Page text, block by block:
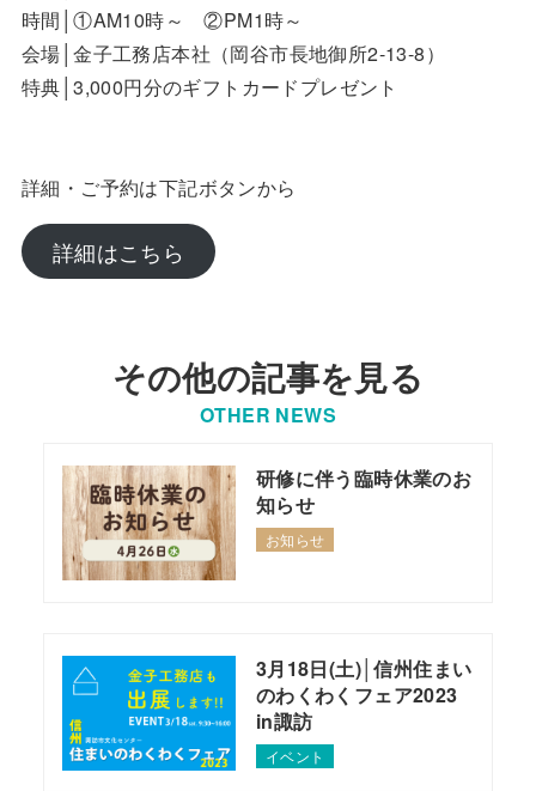
時間│①AM10時～ ②PM1時～
会場│金子工務店本社（岡谷市長地御所2-13-8）
特典│3,000円分のギフトカードプレゼント
詳細・ご予約は下記ボタンから
詳細はこちら
その他の記事を見る
OTHER NEWS
研修に伴う臨時休業のお
知らせ
お知らせ
3月18日(土)│信州住まい
のわくわくフェア2023
in諏訪
イベント